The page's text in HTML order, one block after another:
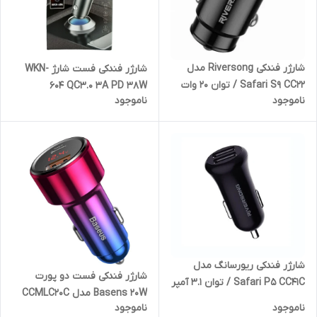
شارژر فندکی Riversong مدل
Safari S9 CC22 / توان 20 وات
ناموجود
شارژر فندکی فست شارژ WKN-
604 QC3.0 3A PD 38W
ناموجود
شارژر فندکی ریورسانگ مدل
Safari P5 CC41C / توان 3.1 آمپر
ناموجود
شارژر فندکی فست دو پورت
Basens 20W مدل CCMLC20C
ناموجود